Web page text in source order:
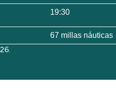
19:30
67 millas náuticas